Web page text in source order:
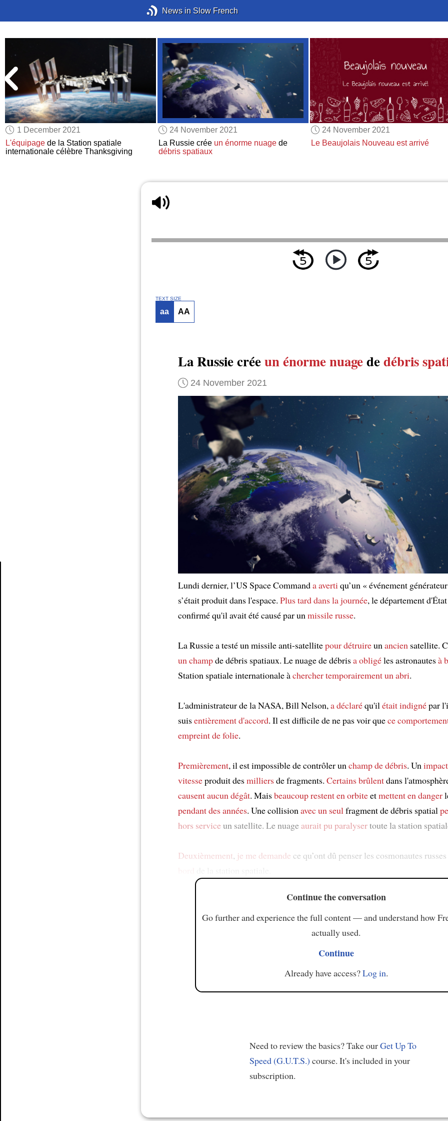
News in Slow French
1 December 2021
L'équipage de la Station spatiale
internationale célèbre Thanksgiving
24 November 2021
La Russie crée un énorme nuagede
débris spatiaux
24 November 2021
Le Beaujolais Nouveau est arrivé
TEXT SIZE
aa AA
La Russie créeun énorme nuagededébris
24 November 2021
Lundi dernier, l’US Space Commanda averti qu’un « événement
s’était produit dans l'espace. Plus tard dans la journée, le département
confirmé qu'il avait été causé par un missile russe.
La Russie a testé un missile anti-satellitepour détruireun ancien satellite.
un champde débris spatiaux. Le nuage de débrisa obligéles astronautesà
Station spatiale internationale àchercher temporairementun abri.
L'administrateur de la NASA, Bill Nelson, a déclaréqu'il était indignépar
suisentièrementd'accord. Il est difficile de ne pas voir quece
empreint de folie.
Premièrement, il est impossible de contrôler un champ de débris. Un
vitesseproduit desmilliersde fragments. Certains brûlentdans
causent aucun dégât. Maisbeaucouprestent en orbiteetmettent en danger
pendant des années. Une collision avec un seul fragment de débris spatial
hors serviceun satellite. Le nuageaurait pu paralysertoute la station
Deuxièmement, je me demande ce qu’ont dû penser les cosmonautes russes
Continue the conversation
Go further and experience the full content — and understand how
actually used.
Continue
Already have access?Log in.
Need to review the basics? Take ourGet Up To
Speed (G.U.T.S.) course. It's included in your
subscription.